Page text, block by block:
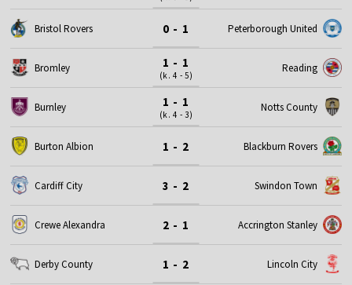
Bristol Rovers 0 - 1 Peterborough United
Bromley 1 - 1
(k. 4 - 5)
Reading
Burnley 1 - 1
(k. 4 - 3)
Notts County
Burton Albion 1 - 2 Blackburn Rovers
Cardiff City 3 - 2 Swindon Town
Crewe Alexandra 2 - 1 Accrington Stanley
Derby County 1 - 2 Lincoln City